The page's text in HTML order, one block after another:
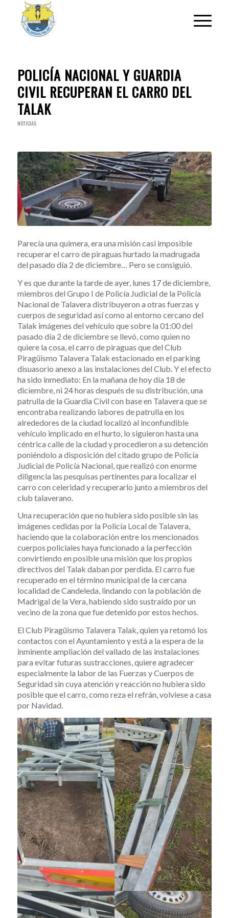
POLICÍA NACIONAL Y GUARDIA
CIVIL RECUPERAN EL CARRO DEL
TALAK
NOTICIAS
Parecía una quimera, era una misión casi imposible
recuperar el carro de piraguas hurtado la madrugada
del pasado día 2 de diciembre… Pero se consiguió.
Y es que durante la tarde de ayer, lunes 17 de diciembre,
miembros del Grupo I de Policía Judicial de la Policía
Nacional de Talavera distribuyeron a otras fuerzas y
cuerpos de seguridad así como al entorno cercano del
Talak imágenes del vehículo que sobre la 01:00 del
pasado día 2 de diciembre se llevó, como quien no
quiere la cosa, el carro de piraguas que del Club
Piragüismo Talavera Talak estacionado en el parking
disuasorio anexo a las instalaciones del Club. Y el efecto
ha sido inmediato: En la mañana de hoy día 18 de
diciembre, ni 24 horas después de su distribución, una
patrulla de la Guardia Civil con base en Talavera que se
encontraba realizando labores de patrulla en los
alrededores de la ciudad localizó al inconfundible
vehículo implicado en el hurto, lo siguieron hasta una
céntrica calle de la ciudad y procedieron a su detención
poniéndolo a disposición del citado grupo de Policía
Judicial de Policía Nacional, que realizó con enorme
diligencia las pesquisas pertinentes para localizar el
carro con celeridad y recuperarlo junto a miembros del
club talaverano.
Una recuperación que no hubiera sido posible sin las
imágenes cedidas por la Policía Local de Talavera,
haciendo que la colaboración entre los mencionados
cuerpos policiales haya funcionado a la perfección
convirtiendo en posible una misión que los propios
directivos del Talak daban por perdida. El carro fue
recuperado en el término municipal de la cercana
localidad de Candeleda, lindando con la población de
Madrigal de la Vera, habiendo sido sustraído por un
vecino de la zona que fue detenido por estos hechos.
El Club Piragüismo Talavera Talak, quien ya retomó los
contactos con el Ayuntamiento y está a la espera de la
inminente ampliación del vallado de las instalaciones
para evitar futuras sustracciones, quiere agradecer
especialmente la labor de las Fuerzas y Cuerpos de
Seguridad sin cuya atención y reacción no hubiera sido
posible que el carro, como reza el refrán, volviese a casa
por Navidad.